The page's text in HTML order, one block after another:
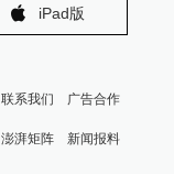
iPad版
联系我们 广告合作
澎湃矩阵 新闻报料